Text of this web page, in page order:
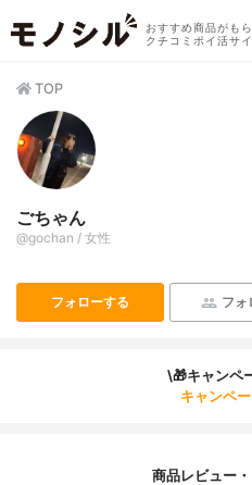
おすすめ商品がも
クチコミポイ活サイ
TOP
ごちゃん
@gochan / 女性
フォローする フォ
\🎁キャンペ
キャンペ
商品レビュー